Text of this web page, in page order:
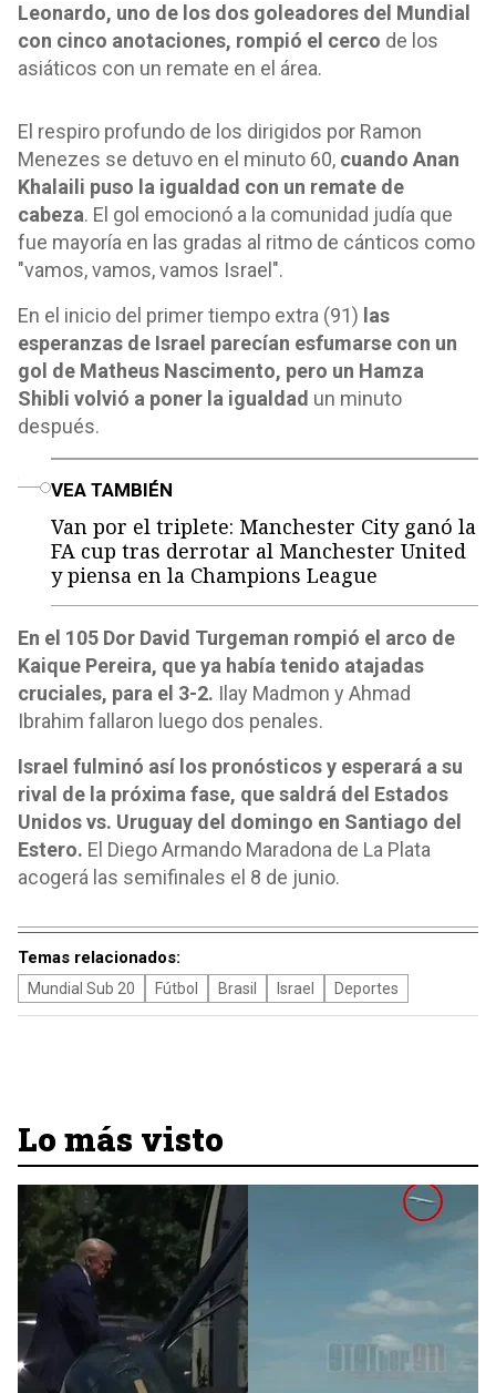
Leonardo, uno de los dos goleadores del Mundial
con cinco anotaciones, rompió el cerco de los
asiáticos con un remate en el área.
El respiro profundo de los dirigidos por Ramon
Menezes se detuvo en el minuto 60, cuando Anan
Khalaili puso la igualdad con un remate de
cabeza. El gol emocionó a la comunidad judía que
fue mayoría en las gradas al ritmo de cánticos como
"vamos, vamos, vamos Israel".
En el inicio del primer tiempo extra (91) las
esperanzas de Israel parecían esfumarse con un
gol de Matheus Nascimento, pero un Hamza
Shibli volvió a poner la igualdad un minuto
después.
VEA TAMBIÉN
Van por el triplete: Manchester City ganó la
FA cup tras derrotar al Manchester United
y piensa en la Champions League
En el 105 Dor David Turgeman rompió el arco de
Kaique Pereira, que ya había tenido atajadas
cruciales, para el 3-2. Ilay Madmon y Ahmad
Ibrahim fallaron luego dos penales.
Israel fulminó así los pronósticos y esperará a su
rival de la próxima fase, que saldrá del Estados
Unidos vs. Uruguay del domingo en Santiago del
Estero. El Diego Armando Maradona de La Plata
acogerá las semifinales el 8 de junio.
Temas relacionados:
Mundial Sub 20 Fútbol Brasil Israel Deportes
Lo más visto